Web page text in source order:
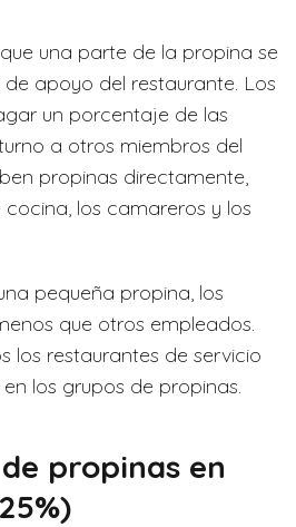
una parte de la propina se
apoyo del restaurante. Los
un porcentaje de las
a otros miembros del
propinas directamente,
los camareros y los
pequeña propina, los
que otros empleados.
los restaurantes de servicio
los grupos de propinas.
propinas en